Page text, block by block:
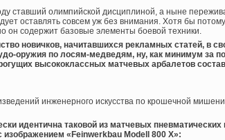
ставший олимпийской дисциплиной, а ныне
оставлять совсем уж без внимания. Хотя бы
он содержит базовые элементы боевой техники.
новичков, начитавшихся рекламных статей, в
оружия по лосям-медведям, ну, как минимум за
высококлассных матчевых арбалетов
инженерного искусства по крошечной
идентична таковой из матчевых
изображением «Feinwerkbau Modell 800 X»: